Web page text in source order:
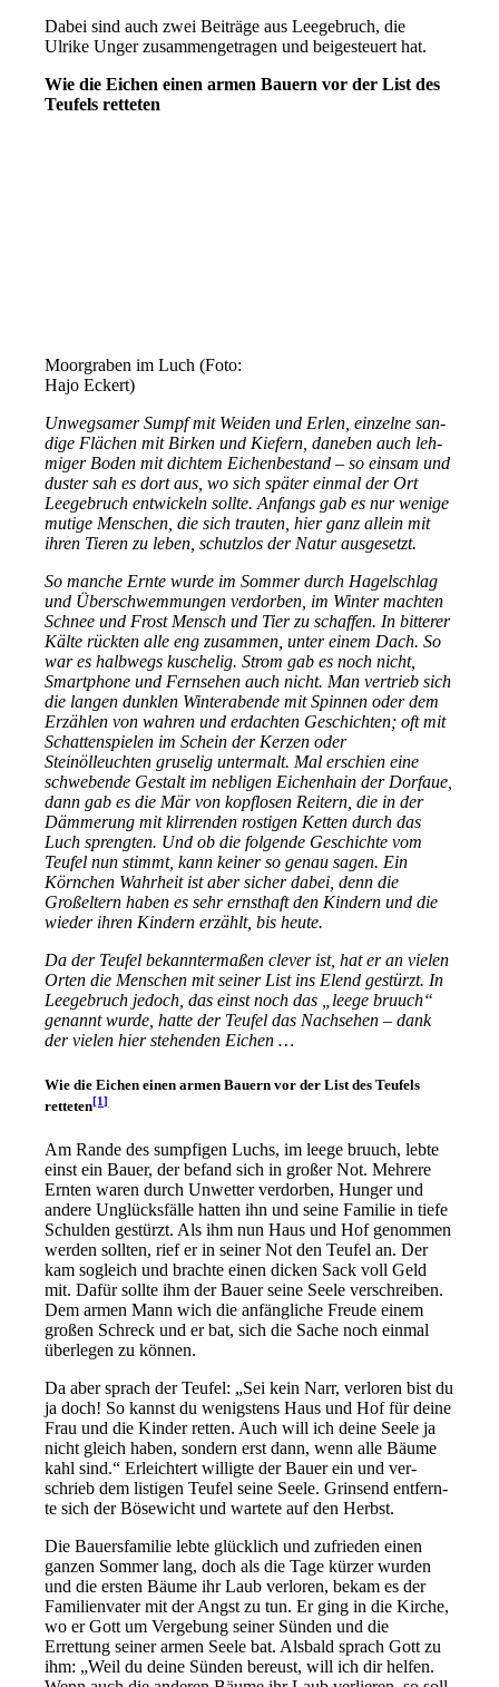
Dabei sind auch zwei Beiträge aus Leegebruch, die
Ulrike Unger zusam­men­ge­tra­gen und bei­gesteu­ert hat.
Wie die Eichen einen armen Bauern vor der List des
Teufels retteten
Moorgraben im Luch (Foto:
Hajo Eckert)
Unwegsamer Sumpf mit Weiden und Erlen, ein­zel­ne san­
di­ge Flächen mit Birken und Kiefern, dane­ben auch leh­
mi­ger Boden mit dich­tem Eichenbestand – so ein­sam und
dus­ter sah es dort aus, wo sich spä­ter ein­mal der Ort
Leegebruch ent­wi­ckeln soll­te. Anfangs gab es nur weni­ge
muti­ge Menschen, die sich trau­ten, hier ganz allein mit
ihren Tieren zu leben, schutz­los der Natur ausgesetzt.
So man­che Ernte wur­de im Sommer durch Hagelschlag
und Überschwemmungen ver­dor­ben, im Winter mach­ten
Schnee und Frost Mensch und Tier zu schaf­fen. In bit­te­rer
Kälte rück­ten alle eng zusam­men, unter einem Dach. So
war es halb­wegs kusche­lig. Strom gab es noch nicht,
Smartphone und Fernsehen auch nicht. Man ver­trieb sich
die lan­gen dunk­len Winterabende mit Spinnen oder dem
Erzählen von wah­ren und erdach­ten Geschichten; oft mit
Schattenspielen im Schein der Kerzen oder
Steinölleuchten gru­se­lig unter­malt. Mal erschien eine
schwe­ben­de Gestalt im neb­li­gen Eichenhain der Dorfaue,
dann gab es die Mär von kopf­lo­sen Reitern, die in der
Dämmerung mit klir­ren­den ros­ti­gen Ketten durch das
Luch spreng­ten. Und ob die fol­gen­de Geschichte vom
Teufel nun stimmt, kann kei­ner so genau sagen. Ein
Körnchen Wahrheit ist aber sicher dabei, denn die
Großeltern haben es sehr ernst­haft den Kindern und die
wie­der ihren Kindern erzählt, bis heute.
Da der Teufel bekann­ter­ma­ßen cle­ver ist, hat er an vie­len
Orten die Menschen mit sei­ner List ins Elend gestürzt. In
Leegebruch jedoch, das einst noch das „lee­ge bruuch“
genannt wur­de, hat­te der Teufel das Nachsehen – dank
der vie­len hier ste­hen­den Eichen …
Wie die Eichen einen armen Bauern vor der List des Teufels
retteten[1]
Am Rande des sump­fi­gen Luchs, im lee­ge bruuch, leb­te
einst ein Bauer, der befand sich in gro­ßer Not. Mehrere
Ernten waren durch Unwetter ver­dor­ben, Hunger und
ande­re Unglücksfälle hat­ten ihn und sei­ne Familie in tie­fe
Schulden gestürzt. Als ihm nun Haus und Hof genom­men
wer­den soll­ten, rief er in sei­ner Not den Teufel an. Der
kam sogleich und brach­te einen dicken Sack voll Geld
mit. Dafür soll­te ihm der Bauer sei­ne Seele ver­schrei­ben.
Dem armen Mann wich die anfäng­li­che Freude einem
gro­ßen Schreck und er bat, sich die Sache noch ein­mal
über­le­gen zu können.
Da aber sprach der Teufel: „Sei kein Narr, ver­lo­ren bist du
ja doch! So kannst du wenigs­tens Haus und Hof für dei­ne
Frau und die Kinder ret­ten. Auch will ich dei­ne Seele ja
nicht gleich haben, son­dern erst dann, wenn alle Bäume
kahl sind.“ Erleichtert wil­lig­te der Bauer ein und ver­
schrieb dem lis­ti­gen Teufel sei­ne Seele. Grinsend ent­fern­
te sich der Bösewicht und war­te­te auf den Herbst.
Die Bauersfamilie leb­te glück­lich und zufrie­den einen
gan­zen Sommer lang, doch als die Tage kür­zer wur­den
und die ers­ten Bäume ihr Laub ver­lo­ren, bekam es der
Familienvater mit der Angst zu tun. Er ging in die Kirche,
wo er Gott um Vergebung sei­ner Sünden und die
Errettung sei­ner armen Seele bat. Alsbald sprach Gott zu
ihm: „Weil du dei­ne Sünden bereust, will ich dir hel­fen.